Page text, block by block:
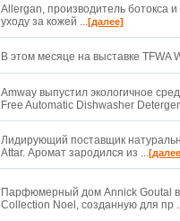
Allergan, производитель ботокса
уходу за кожей ...[далее]
В этом месяце на выставке TFWA
Amway выпустил экологичное
Free Automatic Dishwasher
Лидирующий поставщик
Attar. Аромат зародился из ...
Парфюмерный дом Annick Goutal
Collection Noel, созданную для пр